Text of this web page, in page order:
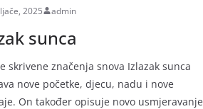
2025 admin
sunca
skrivene značenja snova Izlazak sunca
nove početke, djecu, nadu i nove
On također opisuje novo usmjeravanje